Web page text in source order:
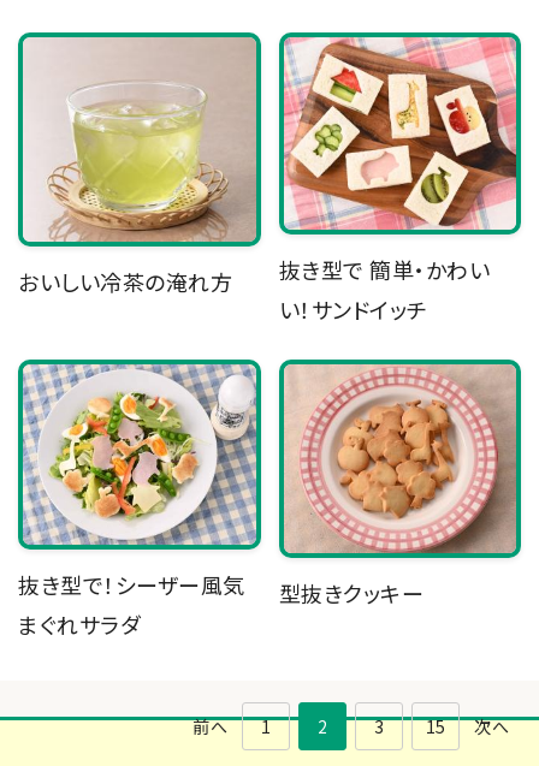
おいしい冷茶の淹れ方
抜き型で 簡単・かわい
い！サンドイッチ
抜き型で！シーザー風気
まぐれサラダ
型抜きクッキー
前へ 1 2 3 15 次へ